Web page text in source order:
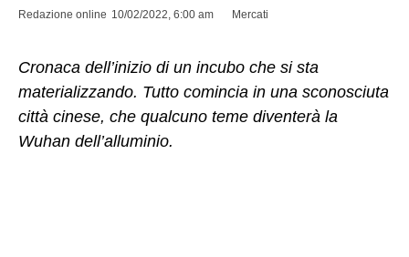
Redazione online 10/02/2022, 6:00 am Mercati
Cronaca dell’inizio di un incubo che si sta
materializzando. Tutto comincia in una sconosciuta
città cinese, che qualcuno teme diventerà la
Wuhan dell’alluminio.